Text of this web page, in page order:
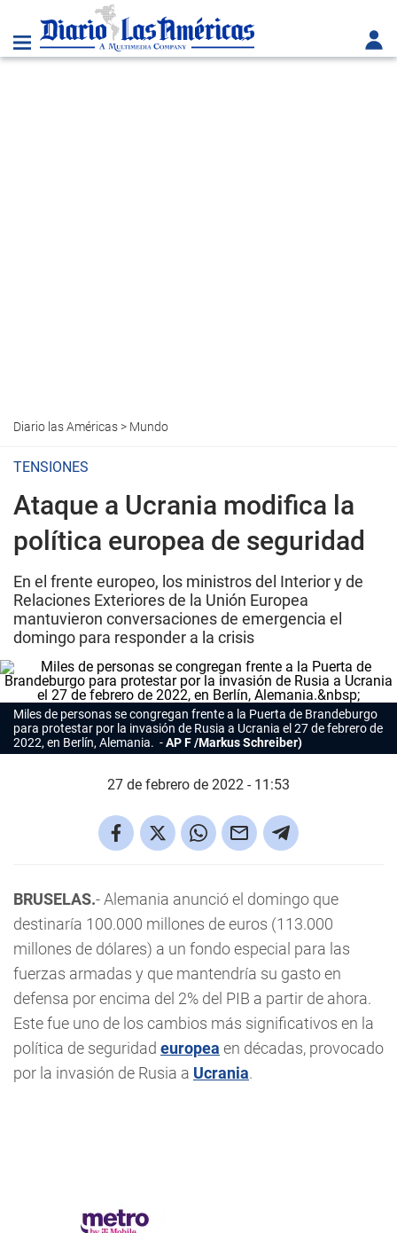
Diario las Américas> Mundo
TENSIONES
Ataque a Ucrania modifica la
política europea de seguridad
En el frente europeo, los ministros del Interior y de
Relaciones Exteriores de la Unión Europea
mantuvieron conversaciones de emergencia el
domingo para responder a la crisis
Miles de personas se congregan frente a la Puerta de Brandeburgo
para protestar por la invasión de Rusia a Ucrania el 27 de febrero de
2022, en Berlín, Alemania.
AP F /Markus Schreiber)
27 de febrero de 2022 - 11:53
BRUSELAS.- Alemania anunció el domingo que
destinaría 100.000 millones de euros (113.000
millones de dólares) a un fondo especial para las
fuerzas armadas y que mantendría su gasto en
defensa por encima del 2% del PIB a partir de ahora.
Este fue uno de los cambios más significativos en la
política de seguridad europea en décadas, provocado
por la invasión de Rusia a Ucrania.